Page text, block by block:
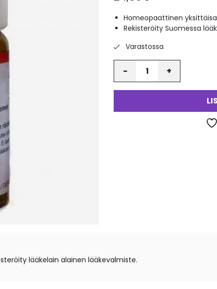
Homeopaattinen
Rekisteröity Suomessa
Varastossa
lääkelain alainen lääkevalmiste.